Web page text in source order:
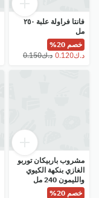
فانتا فراولة علبة ٢٥٠
مل
خصم 20%
مشروب باربيكان توربو
الغازي بنكهة الكيوي
والليمون 240 مل
خصم 20%